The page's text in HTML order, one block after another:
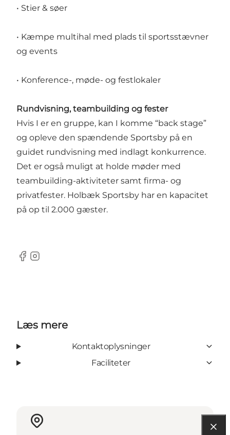
• Stier & søer
• Kæmpe multihal med plads til sportsstævner
og events
• Konference-, møde- og festlokaler
Rundvisning, teambuilding og fester
Hvis I er en gruppe, kan I komme “back stage”
og opleve den spændende Sportsby på en
guidet rundvisning med indlagt konkurrence.
Det er også muligt at holde møder med
teambuilding-aktiviteter samt firma- og
privatfester. Holbæk Sportsby har en kapacitet
på op til 2.000 gæster.
Facebook
Instagram
Læs mere
Kontaktoplysninger
Faciliteter